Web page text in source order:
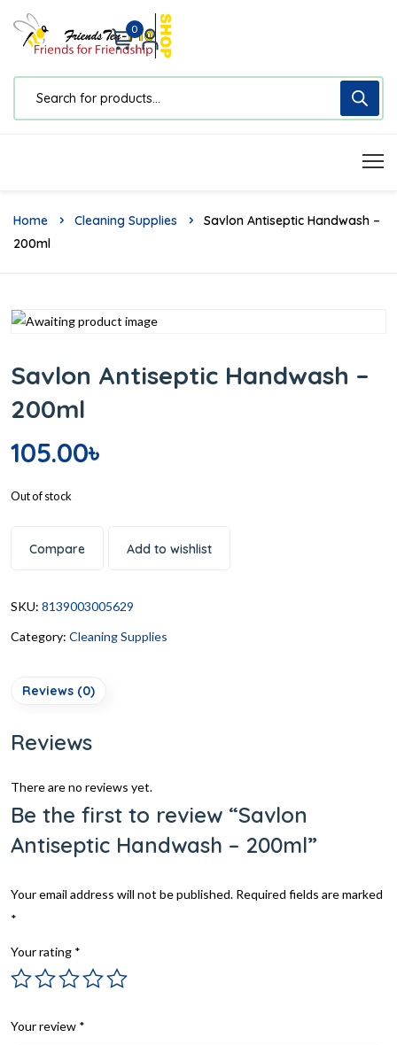
0
Home Cleaning Supplies
Savlon Antiseptic Handwash –
200ml
Savlon Antiseptic Handwash –
200ml
105.00৳
Out of stock
Compare Add to wishlist
SKU: 8139003005629
Category: Cleaning Supplies
Reviews (0)
Reviews
There are no reviews yet.
Be the first to review “Savlon
Antiseptic Handwash – 200ml”
Your email address will not be published. Required fields are marked
*
Your rating *
Your review *